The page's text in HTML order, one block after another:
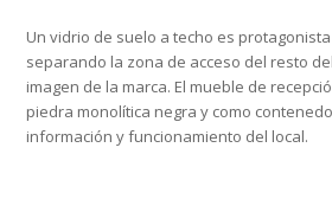
Un vidrio de suelo a techo es
separando la zona de acceso del resto
imagen de la marca. El mueble de
piedra monolítica negra y como
información y funcionamiento del local.